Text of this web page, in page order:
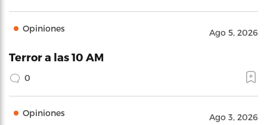
Opiniones Ago 5, 2026
Terror a las 10 AM
0
Opiniones Ago 3, 2026